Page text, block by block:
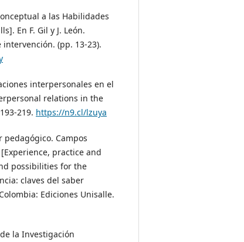
a las Habilidades
En F. Gil y J. León.
(pp. 13-23).
interpersonales en el
relations in the
219. https://n9.cl/lzuya
pedagógico. Campos
practice and
possibilities for the
claves del saber
Ediciones Unisalle.
la Investigación